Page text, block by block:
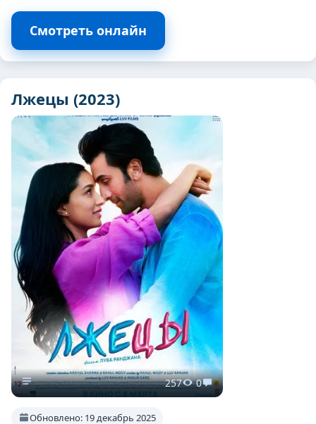
Смотреть онлайн
Лжецы (2023)
257 0
Обновлено: 19 декабрь 2025